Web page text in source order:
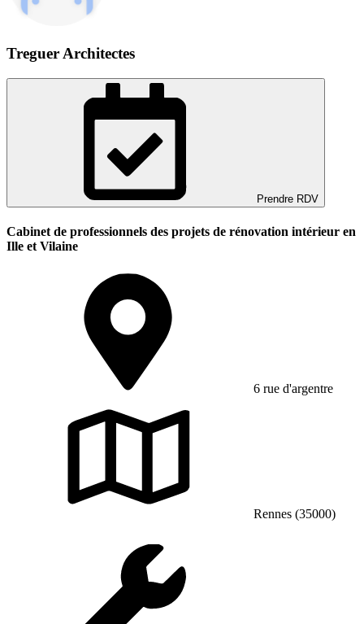
Treguer Architectes
Prendre RDV
Cabinet de professionnels des projets de rénovation intérieur en
Ille et Vilaine
6 rue d'argentre
Rennes (35000)